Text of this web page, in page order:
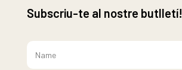
Subscriu-te al nostre butlletí!